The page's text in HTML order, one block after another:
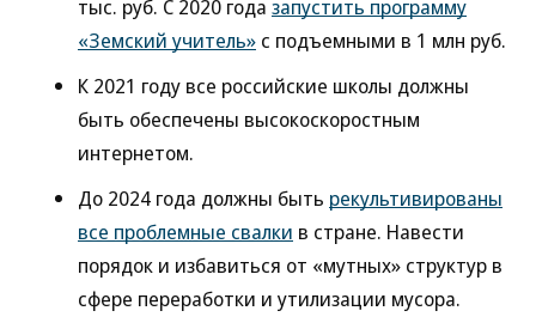
тыс. руб. С 2020 года запустить программу
«Земский учитель» с подъемными в 1 млн руб.
К 2021 году все российские школы должны
быть обеспечены высокоскоростным
интернетом.
До 2024 года должны быть рекультивированы
все проблемные свалки в стране. Навести
порядок и избавиться от «мутных» структур в
сфере переработки и утилизации мусора.